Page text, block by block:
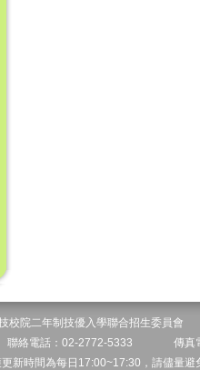
校院二年制技優入學聯合招生委員
聯絡電話：02-2772-5333 傳
新時間為每日17:00~17:30，請儘量